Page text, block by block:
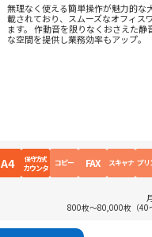
無理なく使える簡単操作が魅力的な
載されており、スムーズなオフィス
ます。 作動音を限りなくおさえた静
な空間を提供し業務効率もアップ。
A4 保守方式
カウンタ コピー FAX スキャナ プリ
800枚～80,000枚（40